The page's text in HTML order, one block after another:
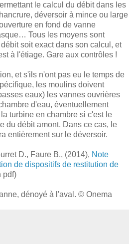
le calcul du débit dans les
déversoir à mince ou large
en fond de vanne
Tous les moyens sont
soit exact dans son calcul, et
à l'étiage. Gare aux contrôles !
et s'ils n'ont pas eu le temps de
les moulins doivent
eaux) les vannes ouvrières
d'eau, éventuellement
turbine en chambre si c'est le
du débit amont. Dans ce cas, le
entièrement sur le déversoir.
D., Faure B., (2014), Note
de dispositifs de restitution de
pdf)
dénoyé à l'aval. © Onema